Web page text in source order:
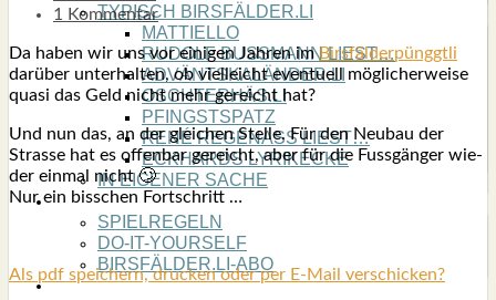
TYPISCH BIRSFÄLDER.LI
MATTIELLO
RUDOLF BUSS­MANN LIEST…
ADVÄNTSKALÄNDER.LI
OSCHTERHÄS.LI
PFINGST­SPATZ
RENÉ REGEN­ASS LIEST…
ECK­HARDS LYRIK­ECKE
IN EIGE­NER SACHE
SO GOOT’S
SPIEL­RE­GELN
DO-IT-YOUR­S­ELF
BIRSFÄLDER.LI-ABO
SHOUT­BOX
1 Kommentar
Da haben wir uns vor eini­gen Jah­ren imBirs­fäl­der­pünggt­li
dar­über unter­hal­ten, ob viel­leicht even­tu­ell mög­li­cher­wei­se
qua­si das Geld nicht mehr gereicht hat?
Und nun das, an der glei­chen Stel­le. Für den Neu­bau der
Stras­se hat es offen­bar gereicht, aber für die Fuss­gän­ger wie­
der ein­mal nicht 🙄
Nur ein biss­chen Fort­schritt …
Als pdf speichern, drucken oder per E-Mail verschicken?